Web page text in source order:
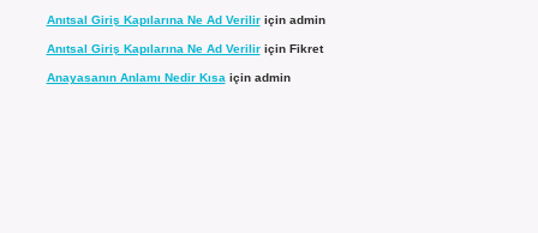
Anıtsal Giriş Kapılarına Ne Ad Veriliriçin admin
Anıtsal Giriş Kapılarına Ne Ad Veriliriçin Fikret
Anayasanın Anlamı Nedir Kısa için admin